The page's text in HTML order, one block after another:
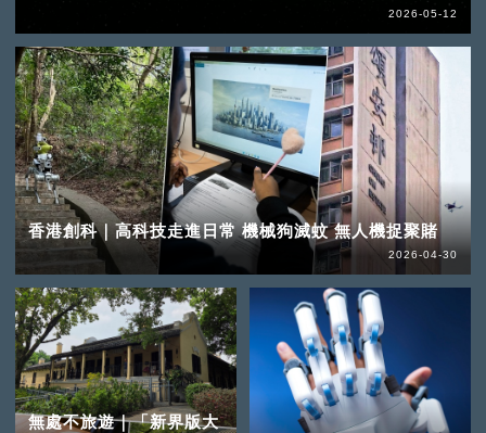
2026-05-12
香港創科｜高科技走進日常 機械狗滅蚊 無人機捉聚賭
2026-04-30
無處不旅遊｜「新界版大